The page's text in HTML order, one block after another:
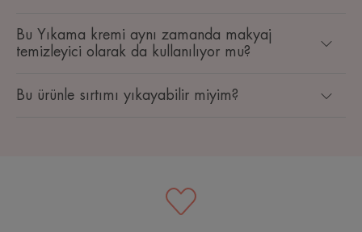
Bu Yıkama kremi aynı zamanda makyaj
temizleyici olarak da kullanılıyor mu?
Bu ürünle sırtımı yıkayabilir miyim?